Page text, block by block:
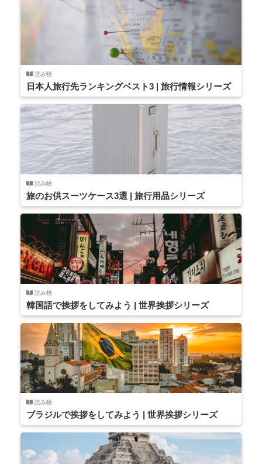
読み物
日本人旅行先ランキングベスト3 | 旅行情報シリーズ
読み物
旅のお供スーツケース3選 | 旅行用品シリーズ
読み物
韓国語で挨拶をしてみよう | 世界挨拶シリーズ
読み物
ブラジルで挨拶をしてみよう | 世界挨拶シリーズ